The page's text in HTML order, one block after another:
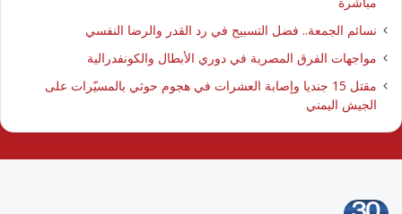
نسائم الجمعة.. فضل التسبيح في رد القدر والرضا النفسي
مواجهات الفرق المصرية في دوري الأبطال والكونفدرالية
مقتل 15 جنديا وإصابة العشرات في هجوم حوثي بالمسيّرات على
الجيش اليمني